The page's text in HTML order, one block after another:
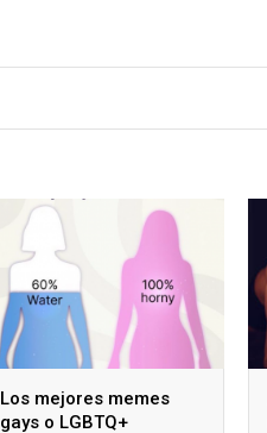
Los mejores memes
gays o LGBTQ+